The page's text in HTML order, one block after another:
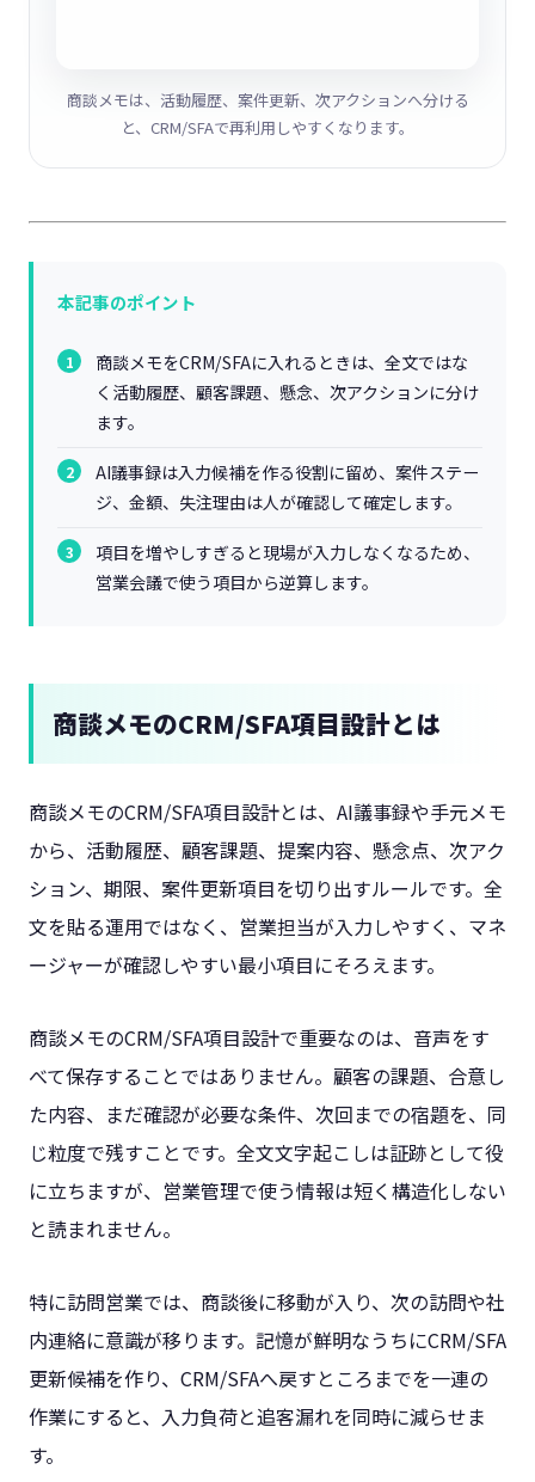
商談メモは、活動履歴、案件更新、次アクションへ分ける
と、CRM/SFAで再利用しやすくなります。
本記事のポイント
商談メモをCRM/SFAに入れるときは、全文ではな
く活動履歴、顧客課題、懸念、次アクションに分け
ます。
AI議事録は入力候補を作る役割に留め、案件ステー
ジ、金額、失注理由は人が確認して確定します。
項目を増やしすぎると現場が入力しなくなるため、
営業会議で使う項目から逆算します。
商談メモのCRM/SFA項目設計とは
商談メモのCRM/SFA項目設計とは、AI議事録や手元メモ
から、活動履歴、顧客課題、提案内容、懸念点、次アク
ション、期限、案件更新項目を切り出すルールです。全
文を貼る運用ではなく、営業担当が入力しやすく、マネ
ージャーが確認しやすい最小項目にそろえます。
商談メモのCRM/SFA項目設計で重要なのは、音声をす
べて保存することではありません。顧客の課題、合意し
た内容、まだ確認が必要な条件、次回までの宿題を、同
じ粒度で残すことです。全文文字起こしは証跡として役
に立ちますが、営業管理で使う情報は短く構造化しない
と読まれません。
特に訪問営業では、商談後に移動が入り、次の訪問や社
内連絡に意識が移ります。記憶が鮮明なうちにCRM/SFA
更新候補を作り、CRM/SFAへ戻すところまでを一連の
作業にすると、入力負荷と追客漏れを同時に減らせま
す。